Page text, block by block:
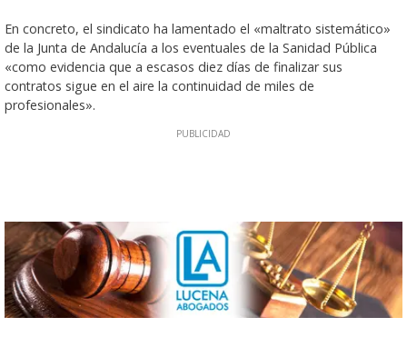
En concreto, el sindicato ha lamentado el «maltrato sistemático»
de la Junta de Andalucía a los eventuales de la Sanidad Pública
«como evidencia que a escasos diez días de finalizar sus
contratos sigue en el aire la continuidad de miles de
profesionales».